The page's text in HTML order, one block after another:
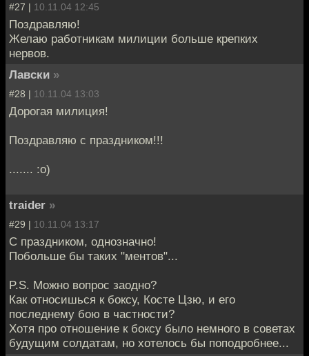
#27 | 10.11.04 12:45
Поздравляю!
Желаю работникам милиции больше крепких
нервов.
Лавски »
#28 | 10.11.04 13:03
Дорогая милиция!
Поздравляю с праздником!!!
....... :о)
traider »
#29 | 10.11.04 13:17
С праздником, однозначно!
Побольше бы таких "ментов"...
P.S. Можно вопрос заодно?
Как относишься к боксу, Косте Цзю, и его
последнему бою в частности?
Хотя про отношение к боксу было немного в советах
будущим солдатам, но хотелось бы поподробнее...